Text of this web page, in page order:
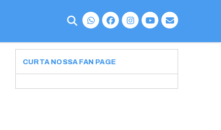
CURTA NOSSA FAN PAGE